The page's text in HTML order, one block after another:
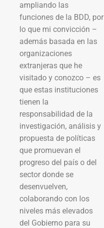
ampliando las
funciones de la BDD, por
lo que mi convicción –
además basada en las
organizaciones
extranjeras que he
visitado y conozco – es
que estas instituciones
tienen la
responsabilidad de la
investigación, análisis y
propuesta de políticas
que promuevan el
progreso del país o del
sector donde se
desenvuelven,
colaborando con los
niveles más elevados
del Gobierno para su